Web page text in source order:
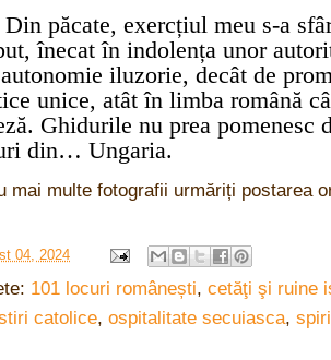
Din păcate, exercțiul meu s-a
înecat în indolența unor
iluzorie, decât de
unice, atât în limba română
Ghidurile nu prea pomenesc
din… Ungaria.
mai multe fotografii urmăriți postarea
04, 2024
101 locuri românești, cetăţi şi ruine
catolice, ospitalitate secuiasca,